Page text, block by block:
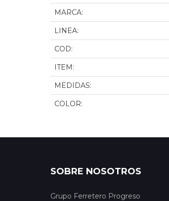
MARCA:
LINEA:
COD:
ITEM:
MEDIDAS:
COLOR:
SOBRE NOSOTROS
Grupo Ferretero Progreso